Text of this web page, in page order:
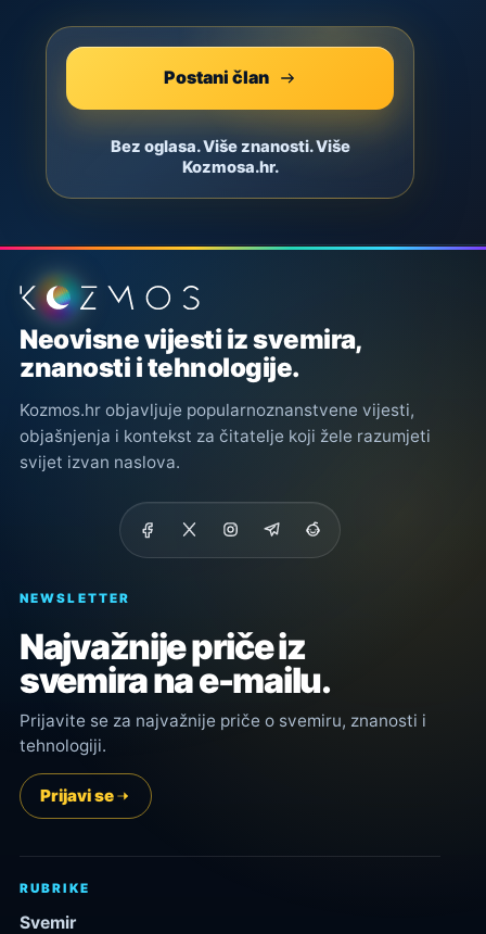
Postani član
Bez oglasa. Više znanosti. Više
Kozmosa.hr.
Podnožje stranice
Neovisne vijesti iz svemira,
znanosti i tehnologije.
Kozmos.hr objavljuje popularnoznanstvene vijesti,
objašnjenja i kontekst za čitatelje koji žele razumjeti
svijet izvan naslova.
NEWSLETTER
Najvažnije priče iz
svemira na e-mailu.
Prijavite se za najvažnije priče o svemiru, znanosti i
tehnologiji.
Prijavi se
RUBRIKE
Svemir